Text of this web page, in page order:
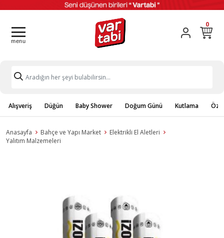
0
Alışveriş Düğün Baby Shower Doğum Günü Kutlama
Anasayfa Bahçe ve Yapı Market
Elektrikli El Aletleri
Yalıtım Malzemeleri